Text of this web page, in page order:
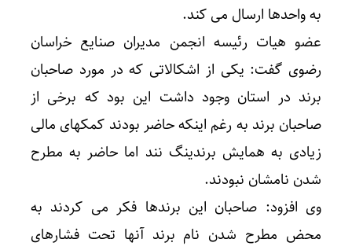
به واحدها ارسال می کند.
عضو هیات رئیسه انجمن مدیران صنایع خراسان
رضوی گفت: یکی از اشکالاتی که در مورد صاحبان
برند در استان وجود داشت این بود که برخی از
صاحبان برند به رغم اینکه حاضر بودند کمکهای مالی
زیادی به همایش برندینگ نند اما حاضر به مطرح
شدن نامشان نبودند.
وی افزود: صاحبان این برندها فکر می کردند به
محض مطرح شدن نام برند آنها تحت فشارهای